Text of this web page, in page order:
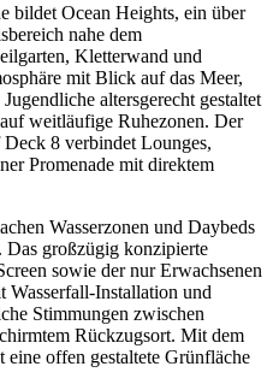
bildet Ocean Heights, ein über
nahe dem
Kletterwand und
mit Blick auf das Meer,
altersgerecht gestaltet
weitläufige Ruhezonen. Der
8 verbindet Lounges,
Promenade mit direktem
Wasserzonen und Daybeds
Das großzügig konzipierte
sowie der nur Erwachsenen
Wasserfall-Installation und
Stimmungen zwischen
Rückzugsort. Mit dem
offen gestaltete Grünfläche